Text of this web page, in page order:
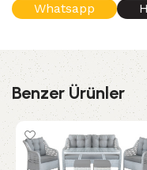
Whatsapp
Benzer Ürünler